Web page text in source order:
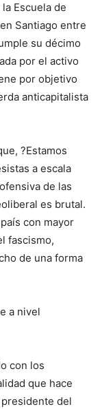
Escuela de
Santiago entre
su décimo
por el activo
por objetivo
anticapitalista
?Estamos
a escala
de las
es brutal.
con mayor
fascismo,
de una forma
a nivel
con los
que hace
del